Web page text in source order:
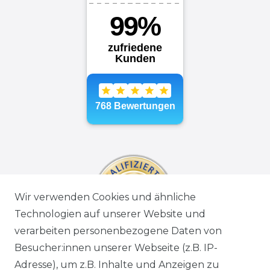
Wir verwenden Cookies und ähnliche
Technologien auf unserer Website und
verarbeiten personenbezogene Daten von
Besucher:innen unserer Webseite (z.B. IP-
Adresse), um z.B. Inhalte und Anzeigen zu